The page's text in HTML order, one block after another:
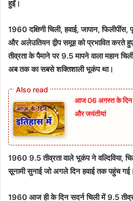
हुईं।
1960 दक्षिणी चिली, हवाई, जापान, फिलीपींस,
और अलेउतियन द्वीप समूह को प्रभावित करते
तीव्रता के पैमाने पर 9.5 मापने वाला महान
अब तक का सबसे शक्तिशाली भूकंप था।
आज 06 अगस्त के दिन
और जयंतीयां
1960 9.5 तीव्रता वाले भूकंप ने वल्दिविया,
सूनामी सुनाई जो अगले दिन हवाई तक पहुंच
1960 आज ही के दिन सदर्न चिली में 9.5